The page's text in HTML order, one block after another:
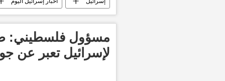
التصعيد العسكري بين غزة وإسرائيل
طوفان الأقصى
مسؤول فلسطيني:
لإسرائيل تعبر عن